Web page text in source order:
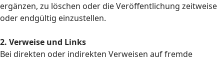
ergänzen, zu löschen oder die Veröffentlichung zeitweise
oder endgültig einzustellen.
2. Verweise und Links
Bei direkten oder indirekten Verweisen auf fremde